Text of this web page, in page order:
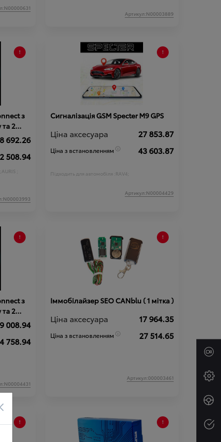
VERSO;
Артикул:N00003889
з
2
692.26
508.94
AURIS ;
VERSO;
Сигналізація GSM Specter M9 GPS
Ціна аксесуара 27 853.87
Ціна з встановленням 43 603.87
Підходить для автомобіля :RAV4;
Артикул:N00004429
з
2
008.94
758.94
Iммобiлайзер SEO CANblu ( 1 мітка )
Ціна аксесуара 17 964.35
Ціна з встановленням 27 514.65
Артикул:000003461